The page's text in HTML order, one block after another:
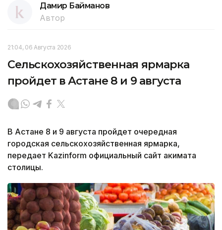
Дамир Байманов
Автор
21:04, 06 Августа 2026
Сельскохозяйственная ярмарка
пройдет в Астане 8 и 9 августа
В Астане 8 и 9 августа пройдет очередная
городская сельскохозяйственная ярмарка,
передает Kazinform официальный сайт акимата
столицы.